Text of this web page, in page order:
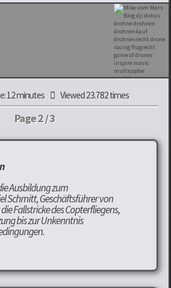
12 minutes Viewed 23.782 times
Page 2 / 3
Ausbildung zum
Schmitt, Geschäftsführer von
Fallstricke des Copterfliegens,
bis zur Unkenntnis